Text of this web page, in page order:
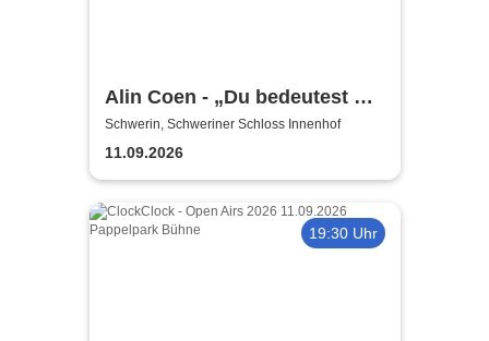
Alin Coen - „Du bedeutest mir
die Welt“-Tour
Schwerin, Schweriner Schloss Innenhof
11.09.2026
19:30 Uhr